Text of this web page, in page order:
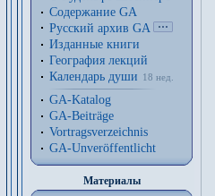
Содержание GA
Русский архив GA
Изданные книги
География лекций
Календарь души
18 нед.
GA-Katalog
GA-Beiträge
Vortragsverzeichnis
GA-Unveröffentlicht
Материалы